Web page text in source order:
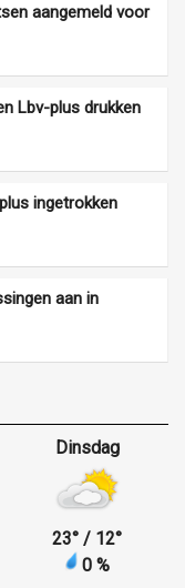
aangemeld voor
Lbv-plus drukken
ingetrokken
aan in
Dinsdag
23° / 12°
0 %